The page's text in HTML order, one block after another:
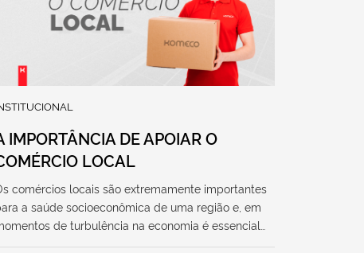
IMPORTÂNCIA DE APOIAR O
LOCAL
comércios locais são extremamente importantes
a saúde socioeconômica de uma região e, em
de turbulência na economia é essencial…